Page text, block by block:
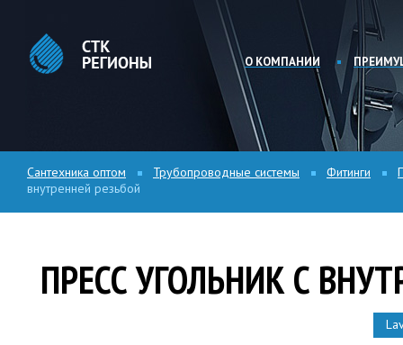
О КОМПАНИИ
Сантехника оптом Трубопроводные системы Фитинги
внутренней резьбой
ПРЕСС УГОЛЬНИК С